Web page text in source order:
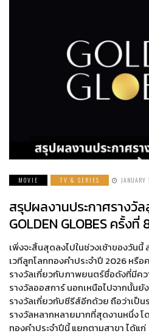
MOVIE TV & SERIES
สรุปผลงานประกาศรางวั
GOLDEN GLOBES ครั้งที่
เพิ่งจะสิ้นสุดลงไปในช่วงเช้าของวัน
เวทีลูกโลกทองคำประจำปี 2026 หรื
รางวัลเกี่ยวกับภาพยนตร์ชื่อดังที่มีค
รางวัลออสการ์ นอกเหนือไปจากนั้น
รางวัลเกี่ยวกับซีรีส์อีกด้วย ถือว่าเป็
รางวัลหลากหลายมากที่สุดงานหนึ่ง
ทองคำประจำปีนี้ แยกตามสาขา ได้แก่